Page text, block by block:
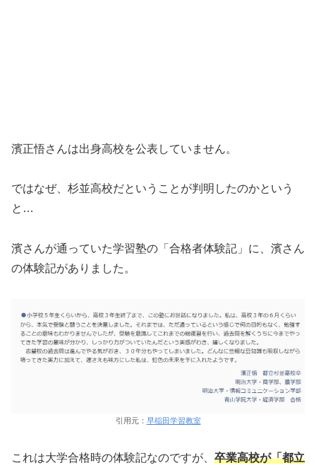
濱正悟さんは出身高校を公表していません。
ではなぜ、杉並高校だということが判明したのかという
と…
濱さんが通っていた学習塾の「合格者体験記」に、濱さん
の体験記がありました。
引用元： 早稲田学習教室
これは大学合格時の体験記なのですが、 卒業高校が「都立